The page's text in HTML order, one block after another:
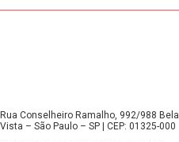
Rua Conselheiro Ramalho, 992/988 Bela
Vista – São Paulo – SP | CEP: 01325-000